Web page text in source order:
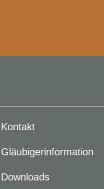
Kontakt
Gläubigerinformation
Downloads